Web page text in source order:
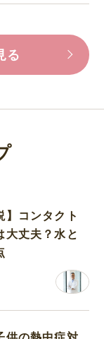
る
】コンタクト
大丈夫？水と